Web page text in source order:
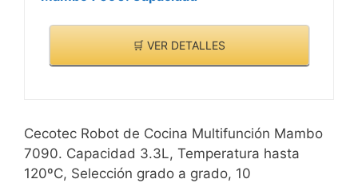
🛒 VER DETALLES
Cecotec Robot de Cocina Multifunción Mambo
7090. Capacidad 3.3L, Temperatura hasta
120ºC, Selección grado a grado, 10